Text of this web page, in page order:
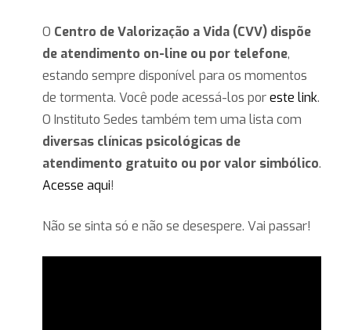
O Centro de Valorização a Vida (CVV) dispõe
de atendimento on-line ou por telefone,
estando sempre disponível para os momentos
de tormenta. Você pode acessá-los poreste link.
O Instituto Sedes também tem uma lista com
diversas clínicas psicológicas de
atendimento gratuito ou por valor simbólico.
Acesse aqui!
Não se sinta só e não se desespere. Vai passar!